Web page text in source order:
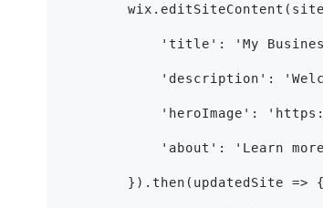
'title': 'My
'description':
'heroImage':
'about': 'Learn
        }).then(updatedSite => {